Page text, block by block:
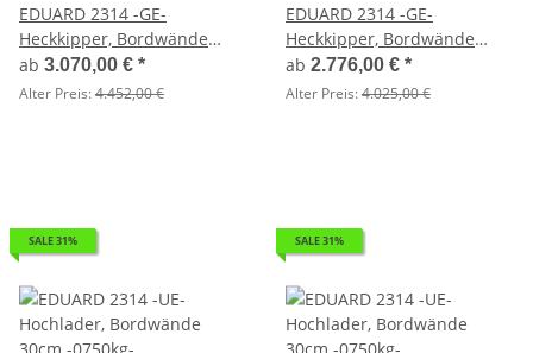
EDUARD 2314 -GE-
Heckkipper, Bordwände
30cm -1350kg- H-Pumpe -
Lfh: 63cm -195/50R13 mit
ab 3.070,00 € *
Alter Preis:4.452,00 €
EDUARD 2314 -GE-
Heckkipper, Bordwände
30cm -1500kg- H-Pumpe -
Lfh: 63cm -195/50R13
ab 2.776,00 € *
Alter Preis:4.025,00 €
SALE 31% SALE 31%